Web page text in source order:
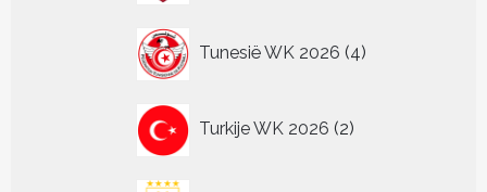
Tunesië WK 2026 4
producten
Turkije WK 2026 2
producten